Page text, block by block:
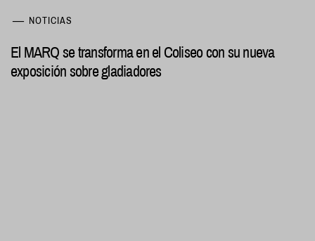
NOTICIAS
El MARQ se transforma en el Coliseo con su nueva
exposición sobre gladiadores